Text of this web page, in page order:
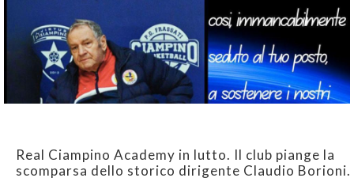
Real Ciampino Academy in lutto. Il club piange la
scomparsa dello storico dirigente Claudio Borioni.